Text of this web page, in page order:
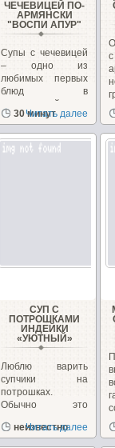
ЧЕЧЕВИЦЕЙ ПО-
АРМЯНСКИ
"ВОСПИ АПУР"
Супы с чечевицей
– одно из
любимых первых
блюд в
закавказской
кухне, в Армении...
30 минут
Читать далее
СУП С
ПОТРОШКАМИ
ИНДЕЙКИ
«УЮТНЫЙ»
Люблю варить
супчики на
потрошках.
Обычно это
сегодня у меня
неизвестно
Читать далее